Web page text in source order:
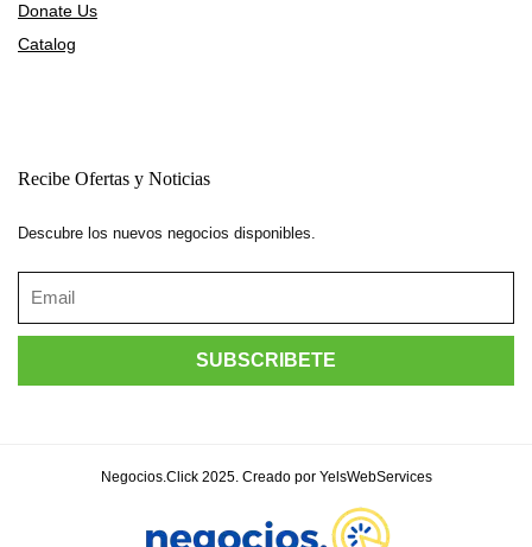
Donate Us
Catalog
Recibe Ofertas y Noticias
Descubre los nuevos negocios disponibles.
Negocios.Click 2025. Creado por YelsWebServices